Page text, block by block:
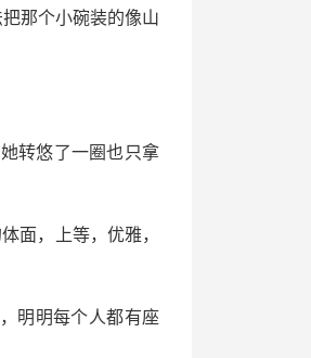
那个小碗装的像山
转悠了一圈也只拿
面，上等，优雅，
明明每个人都有座